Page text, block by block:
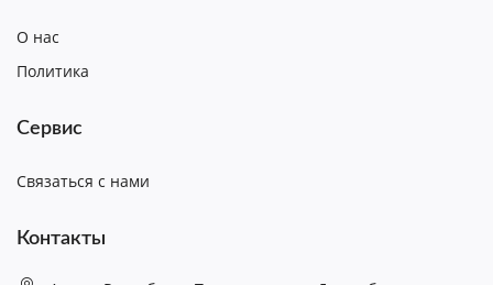
О нас
Политика
Сервис
Связаться с нами
Контакты